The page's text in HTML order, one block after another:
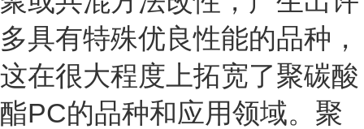
多具有特殊优良性能的品种，
这在很大程度上拓宽了聚碳酸
酯PC的品种和应用领域。聚